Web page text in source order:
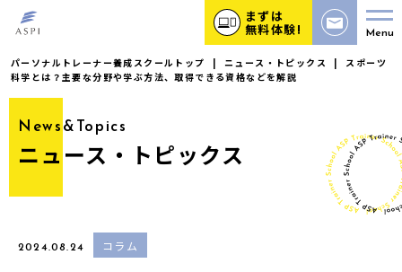
まずは
無料体験! Menu
パーソナルトレーナー養成スクールトップ | ニュース・トピックス |
スポーツ
科学とは？主要な分野や学ぶ方法、取得できる資格などを解説
News&Topics
ニュース・トピックス
2024.08.24 コラム